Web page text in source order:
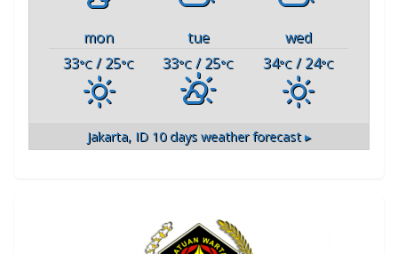
mon tue
wed
33°C / 25°C 33°C / 25°C 34°C/ 24°C
Jakarta, ID 10 days weather forecast ▸